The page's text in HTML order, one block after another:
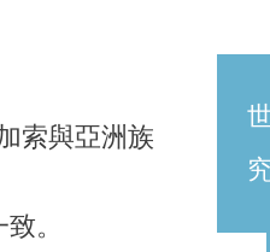
索與亞洲族
。